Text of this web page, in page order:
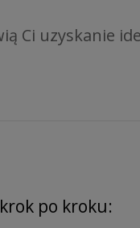
Ci uzyskanie
po kroku: